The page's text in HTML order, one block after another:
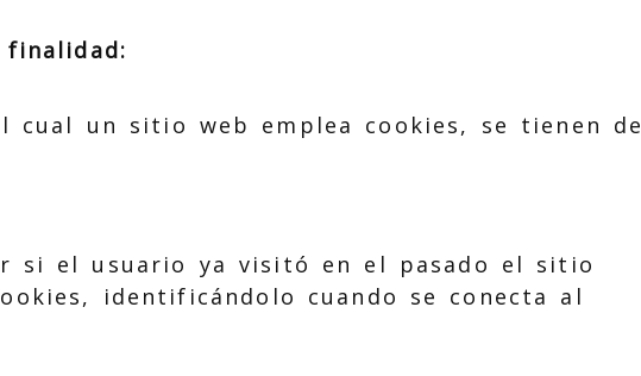
cual un sitio web emplea cookies, se tienen de
si el usuario ya visitó en el pasado el sitio
identificándolo cuando se conecta al